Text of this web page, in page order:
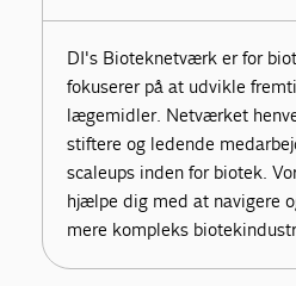
DI's Bioteknetværk er for
fokuserer på at udvikle
lægemidler. Netværket
stiftere og ledende
scaleups inden for biotek.
hjælpe dig med at navigere
mere kompleks